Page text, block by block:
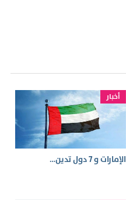
أخبار
الإمارات و 7 دول تدين…